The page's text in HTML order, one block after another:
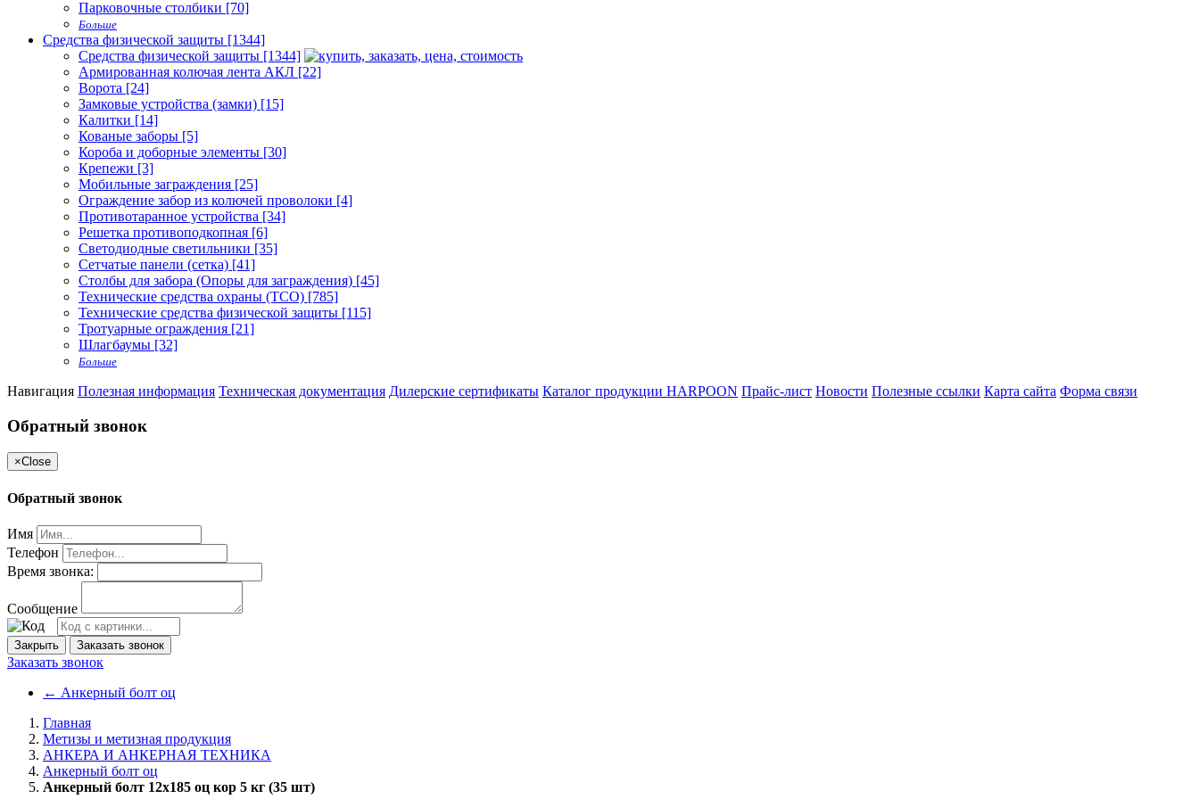
Парковочные столбики [70]
Больше
Средства физической защиты [1344]
Средства физической защиты [1344]
Армированная колючая лента АКЛ [22]
Ворота [24]
Замковые устройства (замки) [15]
Калитки [14]
Кованые заборы [5]
Короба и доборные элементы [30]
Крепежи [3]
Мобильные заграждения [25]
Ограждение забор из колючей проволоки [4]
Противотаранное устройства [34]
Решетка противоподкопная [6]
Светодиодные светильники [35]
Сетчатые панели (сетка) [41]
Столбы для забора (Опоры для заграждения) [45]
Технические средства охраны (ТСО) [785]
Технические средства физической защиты [115]
Тротуарные ограждения [21]
Шлагбаумы [32]
Больше
Навигация Полезная информация Техническая документация Дилерские сертификаты Каталог продукции HARPOON Прайс-лист Новости Полезные ссылки Карта сайта Форма связи
Обратный звонок
×Close
Обратный звонок
Имя
Телефон
Время звонка:
Сообщение
Закрыть Заказать звонок
Заказать звонок
← Анкерный болт оц
Главная
Метизы и метизная продукция
АНКЕРА И АНКЕРНАЯ ТЕХНИКА
Анкерный болт оц
Анкерный болт 12х185 оц кор 5 кг (35 шт)